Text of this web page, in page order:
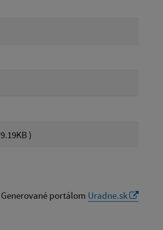
)
Generované portálom Uradne.sk